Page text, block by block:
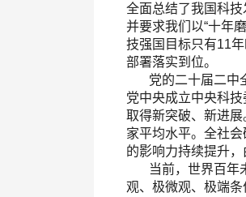
全面总结了我国科技
并要求我们以“十年
技强国目标只有11
部署落实到位。
党的二十届二中全
党中央成立中央科
取得新突破、新进
家平均水平。全社
的影响力持续提升
当前，世界百年未
观、极微观、极端